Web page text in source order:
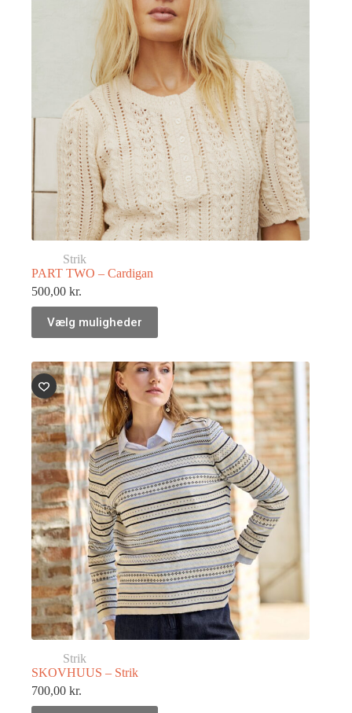
Strik
PART TWO – Cardigan
500,00 kr.
Vælg muligheder
Strik
SKOVHUUS – Strik
700,00 kr.